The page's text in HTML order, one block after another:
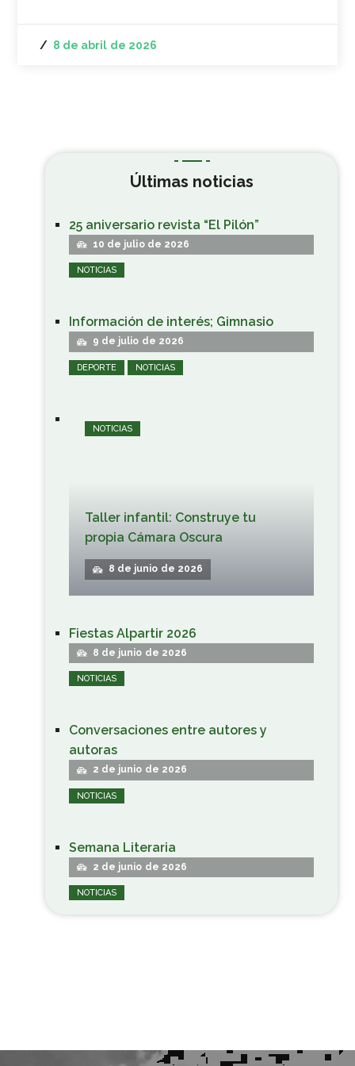
8 de abril de 2026
Últimas noticias
25 aniversario revista “El Pilón”
10 de julio de 2026
NOTICIAS
Información de interés; Gimnasio
9 de julio de 2026
DEPORTE NOTICIAS
Taller infantil: Construye tu
propia Cámara Oscura
8 de junio de 2026
NOTICIAS
Fiestas Alpartir 2026
8 de junio de 2026
NOTICIAS
Conversaciones entre autores y
autoras
2 de junio de 2026
NOTICIAS
Semana Literaria
2 de junio de 2026
NOTICIAS